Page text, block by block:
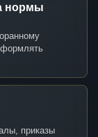
нормы
приказы